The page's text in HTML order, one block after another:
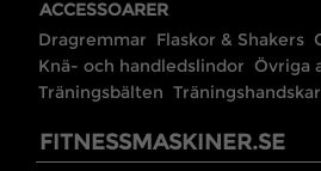
ACCESSOARER
Dragremmar Flaskor & Shakers
Knä- och handledslindor Övriga
Träningsbälten Träningshandskar
FITNESSMASKINER.SE